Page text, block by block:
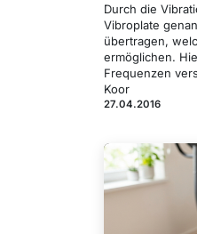
Durch die
Vibroplate
übertragen,
ermöglichen.
Frequenzen
Koor
27.04.2016